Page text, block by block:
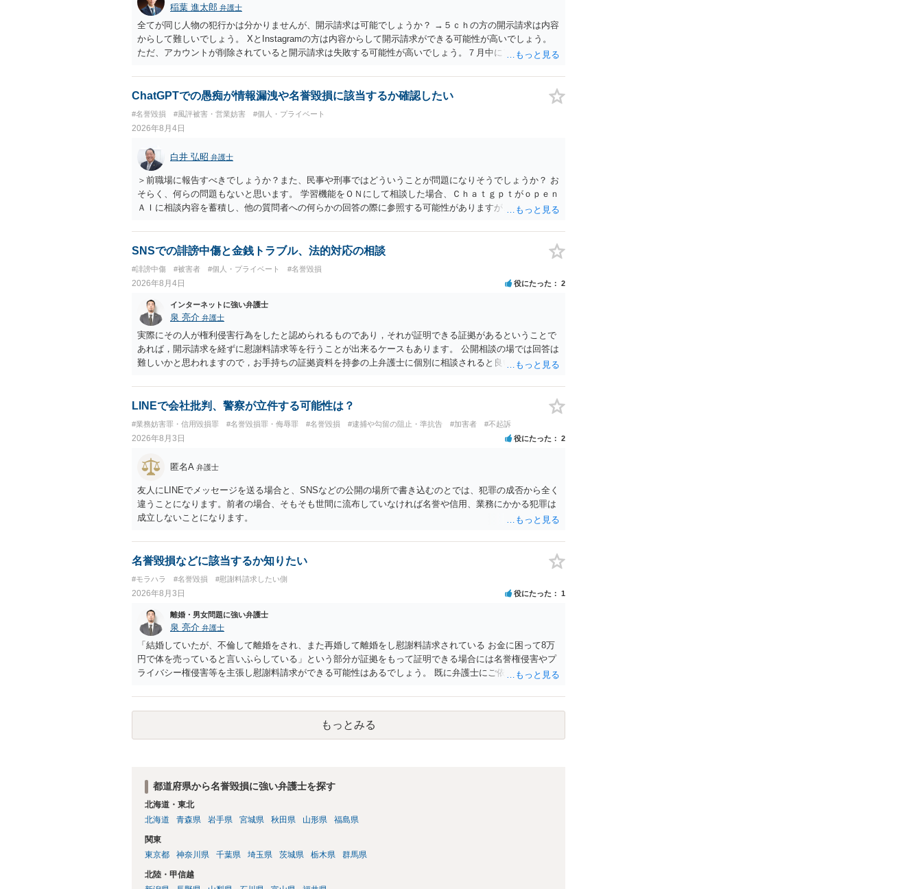
稲葉 進太郎 弁護士
全てが同じ人物の犯行かは分かりませんが、開示請求は可能でしょうか？ →５ｃｈの方の開示請求は内容
からして難しいでしょう。 XとInstagramの方は内容からして開示請求ができる可能性が高いでしょう。
ただ、アカウントが削除されていると開示請求は失敗する可能性が高いでしょう。７月中にアカウントが
相手に全ての弁護士費用を負担させることは可能でしょうか？ →訴訟外の交渉で相手方が認めれば負担さ
せることができるでしょう。訴訟で判決となった場合は、実際の弁護士費用が認められる場合と認められ
ChatGPTでの愚痴が情報漏洩や名誉毀損に該当するか確認したい
#名誉毀損 #風評被害・営業妨害 #個人・プライベート
2026年8月4日
白井 弘昭 弁護士
＞前職場に報告すべきでしょうか？また、民事や刑事ではどういうことが問題になりそうでしょうか？ お
そらく、何らの問題もないと思います。 学習機能をＯＮにして相談した場合、Ｃｈａｔｇｐｔがｏｐｅｎ
ＡＩに相談内容を蓄積し、他の質問者への何らかの回答の際に参照する可能性がありますが、個人名や会
ので、その情報自体が、秘密情報に当たるとは思えませんし、名誉棄損として、個人や会社に対する誹謗
中傷の不特定多数への公開に当たるとも思われません。 もちろん、誰がその内容をｃｈａｔｇｐｔに入力
して書き込んだとしても）、相談者さんが刑事民事の責任に問われることはないでしょう。 私見ながらご
参考まで。
SNSでの誹謗中傷と金銭トラブル、法的対応の相談
#誹謗中傷 #被害者 #個人・プライベート #名誉毀損
2026年8月4日 役にたった 2
インターネットに強い弁護士
泉 亮介 弁護士
実際にその人が権利侵害行為をしたと認められるものであり，それが証明できる証拠があるということで
あれば，開示請求を経ずに慰謝料請求等を行うことが出来るケースもあります。 公開相談の場では回答は
難しいかと思われますので，お手持ちの証拠資料を持参の上弁護士に個別に相談されると良いでしょう。
LINEで会社批判、警察が立件する可能性は？
#業務妨害罪・信用毀損罪 #名誉毀損罪・侮辱罪 #名誉毀損 #逮捕や勾留の阻止・準抗告 #加害者 #不起訴
2026年8月3日 役にたった 2
匿名A 弁護士
友人にLINEでメッセージを送る場合と、SNSなどの公開の場所で書き込むのとでは、犯罪の成否から全く
違うことになります。前者の場合、そもそも世間に流布していなければ名誉や信用、業務にかかる犯罪は
成立しないことになります。
名誉毀損などに該当するか知りたい
#モラハラ #名誉毀損 #慰謝料請求したい側
2026年8月3日 役にたった 1
離婚・男女問題に強い弁護士
泉 亮介 弁護士
「結婚していたが、不倫して離婚をされ、また再婚して離婚をし慰謝料請求されている お金に困って8万
円で体を売っていると言いふらしている」という部分が証拠をもって証明できる場合には名誉権侵害やプ
ライバシー権侵害等を主張し慰謝料請求ができる可能性はあるでしょう。 既に弁護士にご依頼されている
う。
もっとみる
都道府県から名誉毀損に強い弁護士を探す
北海道・東北
北海道
青森県 岩手県 宮城県 秋田県 山形県 福島県
関東
東京都
神奈川県 千葉県 埼玉県 茨城県 栃木県 群馬県
北陸・甲信越